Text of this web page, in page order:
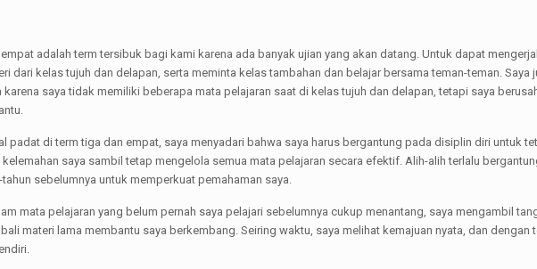
adalah term tersibuk bagi kami karena ada banyak ujian yang akan datang. Untuk dapat
dari kelas tujuh dan delapan, serta meminta kelas tambahan dan belajar bersama teman-teman.
saya tidak memiliki beberapa mata pelajaran saat di kelas tujuh dan delapan, tetapi saya
padat di term tiga dan empat, saya menyadari bahwa saya harus bergantung pada disiplin diri untuk
saya sambil tetap mengelola semua mata pelajaran secara efektif. Alih-alih terlalu
sebelumnya untuk memperkuat pemahaman saya.
mata pelajaran yang belum pernah saya pelajari sebelumnya cukup menantang, saya mengambil
materi lama membantu saya berkembang. Seiring waktu, saya melihat kemajuan nyata, dan